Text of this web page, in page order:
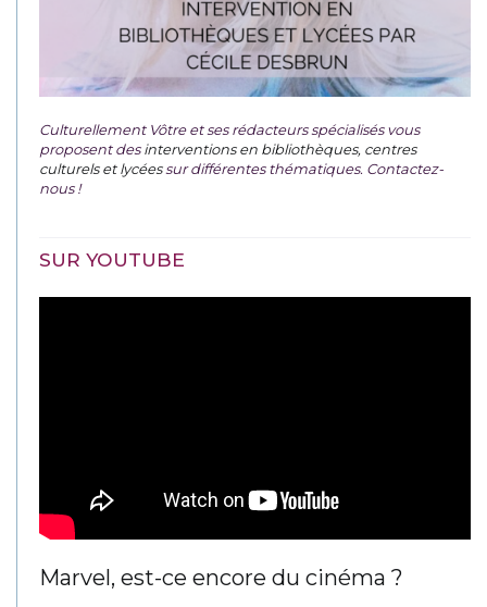
Culturellement Vôtre et ses rédacteurs spécialisés vous
proposent desinterventions en bibliothèques, centres
culturels et lycéessur différentes thématiques. Contactez-
nous !
SUR YOUTUBE
Marvel, est-ce encore du cinéma ?